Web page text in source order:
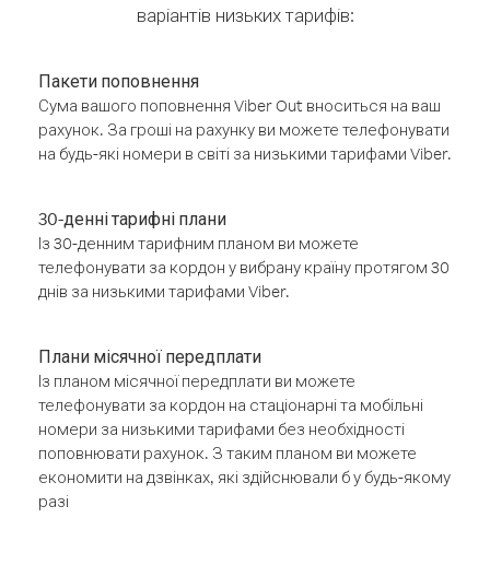
варіантів низьких тарифів:
Пакети поповнення
Сума вашого поповнення Viber Out вноситься на ваш
рахунок. За гроші на рахунку ви можете телефонувати
на будь-які номери в світі за низькими тарифами Viber.
30-денні тарифні плани
Із 30-денним тарифним планом ви можете
телефонувати за кордон у вибрану країну протягом 30
днів за низькими тарифами Viber.
Плани місячної передплати
Із планом місячної передплати ви можете
телефонувати за кордон на стаціонарні та мобільні
номери за низькими тарифами без необхідності
поповнювати рахунок. З таким планом ви можете
економити на дзвінках, які здійснювали б у будь-якому
разі